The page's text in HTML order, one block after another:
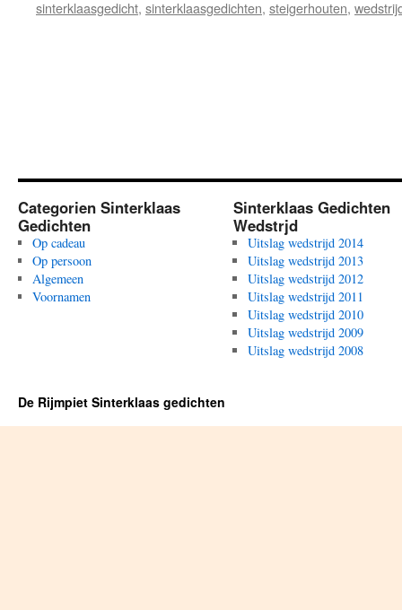
sinterklaasgedicht, sinterklaasgedichten, steigerhouten,
Categorien Sinterklaas
Gedichten
Op cadeau
Op persoon
Algemeen
Voornamen
Sinterklaas Gedichten
Wedstrjd
Uitslag wedstrijd 2014
Uitslag wedstrijd 2013
Uitslag wedstrijd 2012
Uitslag wedstrijd 2011
Uitslag wedstrijd 2010
Uitslag wedstrijd 2009
Uitslag wedstrijd 2008
De Rijmpiet Sinterklaas gedichten